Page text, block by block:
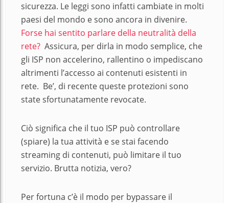
sicurezza. Le leggi sono infatti cambiate in molti
paesi del mondo e sono ancora in divenire.
Forse hai sentito parlare della neutralità della
rete? Assicura, per dirla in modo semplice, che
gli ISP non accelerino, rallentino o impediscano
altrimenti l’accesso ai contenuti esistenti in
rete. Be’, di recente queste protezioni sono
state sfortunatamente revocate.
Ciò significa che il tuo ISP può controllare
(spiare) la tua attività e se stai facendo
streaming di contenuti, può limitare il tuo
servizio. Brutta notizia, vero?
Per fortuna c’è il modo per bypassare il